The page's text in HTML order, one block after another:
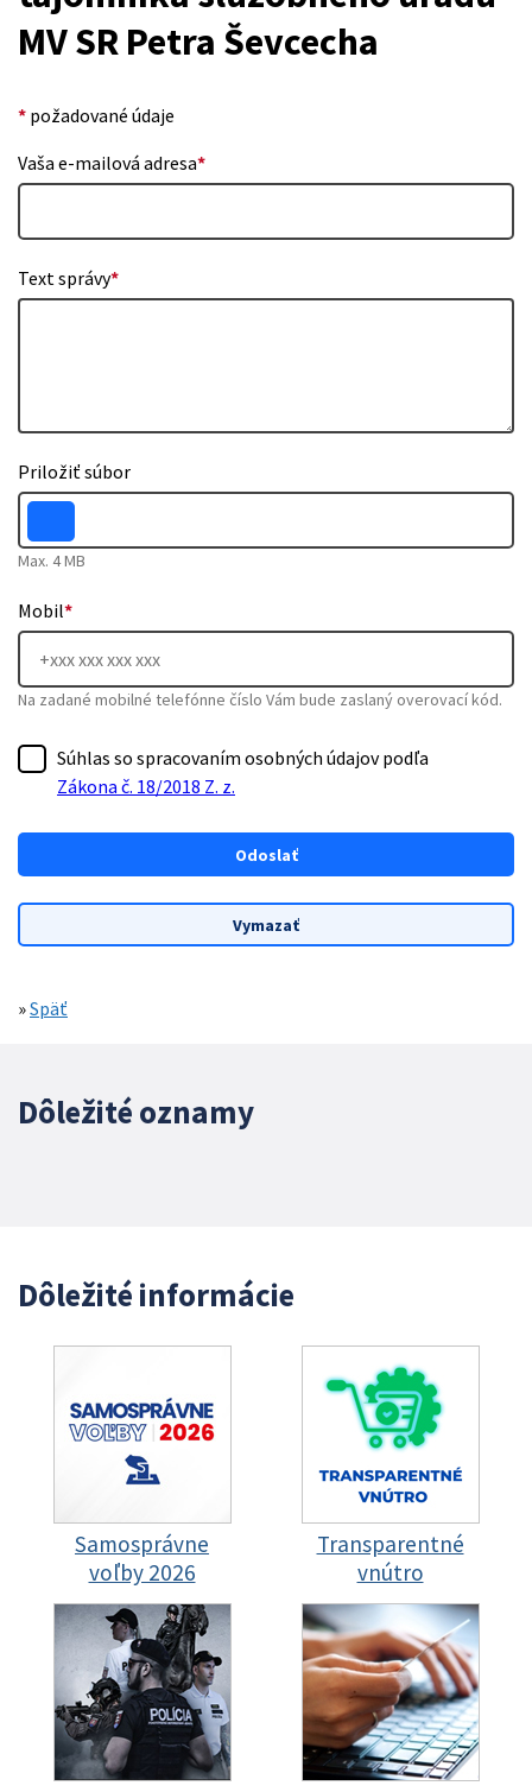
MV SR Petra Ševcecha
* požadované údaje
Vaša e-mailová adresa*
Text správy*
Priložiť súbor
Max. 4 MB
Mobil*
Na zadané mobilné telefónne číslo Vám bude zaslaný overovací kód.
Súhlas so spracovaním osobných údajov podľa
Zákona č. 18/2018 Z. z.
»Späť
Dôležité oznamy
Dôležité informácie
Samosprávne
voľby 2026
Transparentné
vnútro